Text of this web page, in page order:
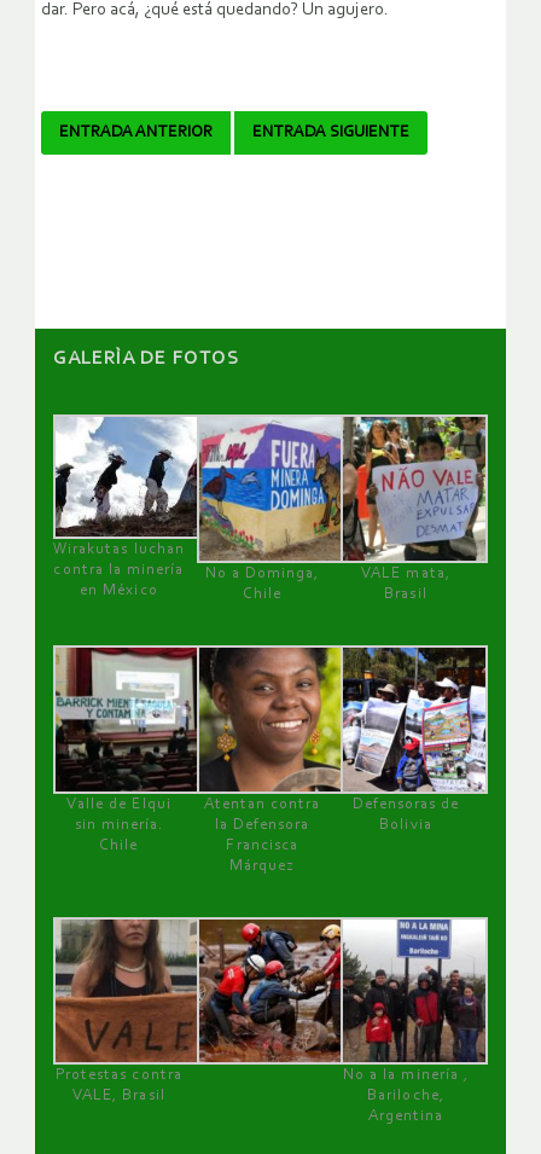
dar. Pero acá, ¿qué está quedando? Un agujero.
Navegador
ENTRADA ANTERIOR ENTRADA SIGUIENTE
GALERÌA DE FOTOS
Wirakutas luchan
contra la minería
en México
No a Dominga,
Chile
VALE mata,
Brasil
Valle de Elqui
sin minería.
Chile
Atentan contra
la Defensora
Francisca
Márquez
Defensoras de
Bolivia
Protestas contra
VALE, Brasil
No a la minería ,
Bariloche,
Argentina